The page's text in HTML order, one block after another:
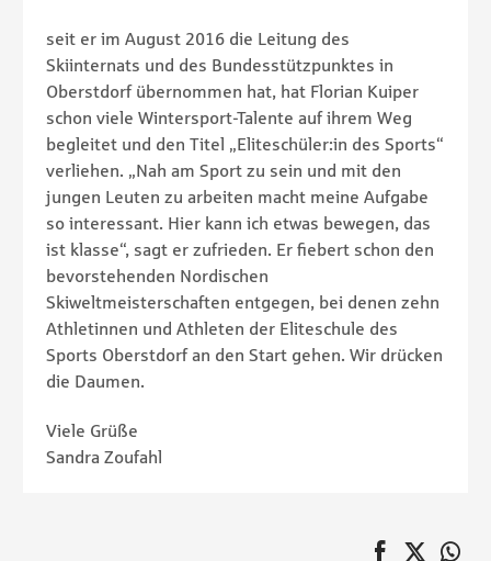
seit er im August 2016 die Leitung des
Skiinternats und des Bundesstützpunktes in
Oberstdorf übernommen hat, hat Florian Kuiper
schon viele Wintersport-Talente auf ihrem Weg
begleitet und den Titel „Eliteschüler:in des Sports“
verliehen. „Nah am Sport zu sein und mit den
jungen Leuten zu arbeiten macht meine Aufgabe
so interessant. Hier kann ich etwas bewegen, das
ist klasse“, sagt er zufrieden. Er fiebert schon den
bevorstehenden Nordischen
Skiweltmeisterschaften entgegen, bei denen zehn
Athletinnen und Athleten der Eliteschule des
Sports Oberstdorf an den Start gehen. Wir drücken
die Daumen.
Viele Grüße
Sandra Zoufahl
auf